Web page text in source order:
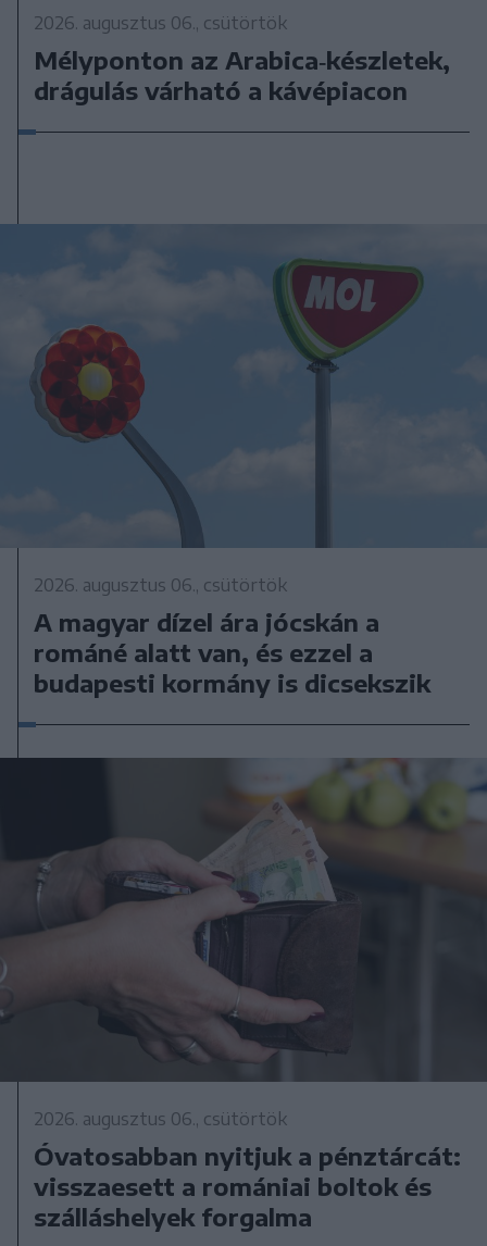
2026. augusztus 06., csütörtök
Mélyponton az Arabica‑készletek,
drágulás várható a kávépiacon
2026. augusztus 06., csütörtök
A magyar dízel ára jócskán a
románé alatt van, és ezzel a
budapesti kormány is dicsekszik
2026. augusztus 06., csütörtök
Óvatosabban nyitjuk a pénztárcát:
visszaesett a romániai boltok és
szálláshelyek forgalma